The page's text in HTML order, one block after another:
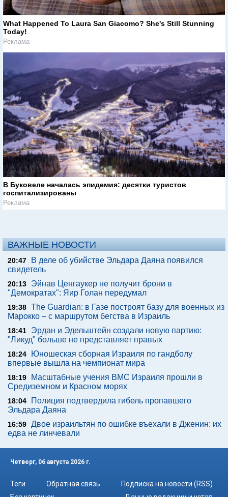
What Happened To Laura San Giacomo? She's Still Stunning
Today!
Реклама
В Буковеле началась эпидемия: десятки туристов
госпитализированы
Реклама
ВАЖНЫЕ НОВОСТИ
20:47
В деле об убийстве Эльдара Даяна появился
свидетель
20:13
Эйнав Ценгаукер не получит брони в
"Демократах": Яир Голан передумал
19:38 The Guardian: в Газе построят базу для военных из
Марокко – с маршрутом бегства в Израиль
18:41
Эрдан и Эдельштейн создали новую партию:
"Ликуд" больше не представляет правых
18:24
Юношеская сборная Израиля по гандболу
впервые вышла на чемпионат мира
18:19
Масштабные учения ВМС Израиля прошли в
Средиземном и Красном морях
18:04
Полиция подтвердила гибель пропавшего
Эльдара Даяна
16:59 Двое израильтян по ошибке въехали в Дженин: их
едва не линчевали
Четверг, 06 августа 2026 г.
Теги Обратная связь
Подписка на новости (RSS)